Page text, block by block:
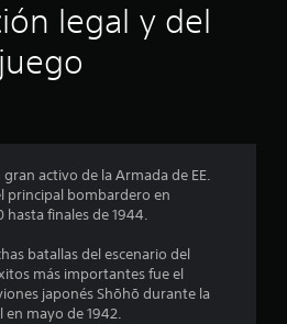
a
n
legal y del
juego
gran activo de la Armada de EE.
principal bombardero en
hasta finales de 1944.
batallas del escenario del
más importantes fue el
japonés Shōhō durante la
en mayo de 1942.